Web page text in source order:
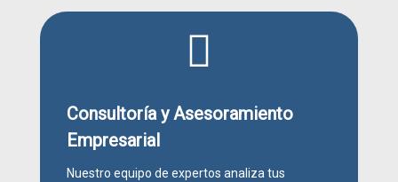

Consultoría y Asesoramiento
Empresarial
Nuestro equipo de expertos analiza tus